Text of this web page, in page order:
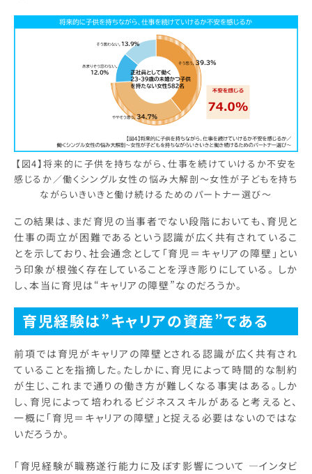
【図4】将来的に子供を持ちながら、仕事を続けていけるか不安を
感じるか／働くシングル女性の悩み大解剖～女性が子どもを持ち
ながらいきいきと働け続けるためのパートナー選び～
この結果は、まだ育児の当事者でない段階においても、育児と
仕事の両立が困難であるという認識が広く共有されているこ
とを示しており、社会通念として「育児＝キャリアの障壁」とい
う印象が根強く存在していることを浮き彫りにしている。 しか
し、本当に育児は“キャリアの障壁”なのだろうか。
育児経験は”キャリアの資産”である
前項では育児がキャリアの障壁とされる認識が広く共有され
ていることを指摘した。たしかに、育児によって時間的な制約
が生じ、これまで通りの働き方が難しくなる事実はある。しか
し、育児によって培われるビジネススキルがあると考えると、
一概に「育児＝キャリアの障壁」と捉える必要はないのではな
いだろうか。
「育児経験が職務遂行能力に及ぼす影響について ―インタビ